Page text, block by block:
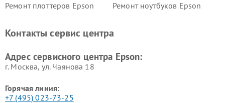
Ремонт плоттеров Epson
Ремонт ноутбуков Epson
Контакты сервис центра
Адрес сервисного центра Epson:
г. Москва, ул. Чаянова 18
Горячая линия:
+7 (495) 023-73-25